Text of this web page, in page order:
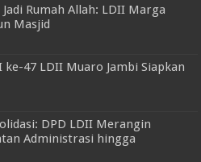
Rumah Allah: LDII Marga
Masjid
47 LDII Muaro Jambi Siapkan
DPD LDII Merangin
Administrasi hingga